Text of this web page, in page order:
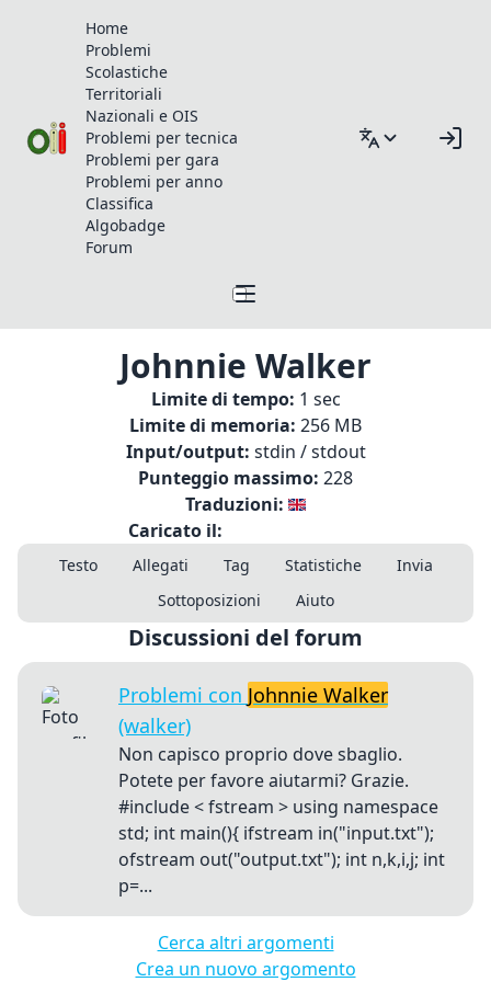
Home
Problemi
Scolastiche
Territoriali
Nazionali e OIS
Problemi per tecnica
Problemi per gara
Problemi per anno
Classifica
Algobadge
Forum
Johnnie Walker
Limite di tempo: 1 sec
Limite di memoria: 256 MB
Input/output: stdin / stdout
Punteggio massimo: 228
Traduzioni:
Caricato il:
Testo Allegati Tag Statistiche
Invia
Sottoposizioni
Aiuto
Discussioni del forum
Problemi con Johnnie Walker
(walker)
Non capisco proprio dove sbaglio.
Potete per favore aiutarmi? Grazie.
#include < fstream > using namespace
std; int main(){ ifstream in("input.txt");
ofstream out("output.txt"); int n,k,i,j; int
p=...
Cerca altri argomenti
Crea un nuovo argomento